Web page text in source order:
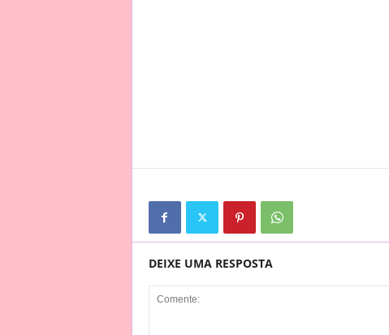
DEIXE UMA RESPOSTA